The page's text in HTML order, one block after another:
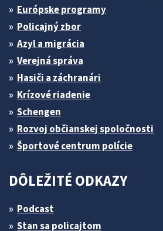
Európske programy
Policajný zbor
Azyl a migrácia
Verejná správa
Hasiči a záchranári
Krízové riadenie
Schengen
Rozvoj občianskej spoločnosti
Športové centrum polície
DÔLEŽITÉ ODKAZY
Podcast
Stan sa policajtom